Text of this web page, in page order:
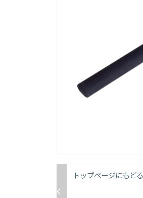
トップページにもどる